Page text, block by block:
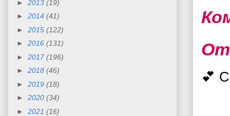
💕
► 2013 (19)
► 2014 (41)
► 2015 (122)
► 2016 (131)
► 2017 (196)
► 2018 (46)
► 2019 (18)
► 2020 (34)
► 2021 (16)